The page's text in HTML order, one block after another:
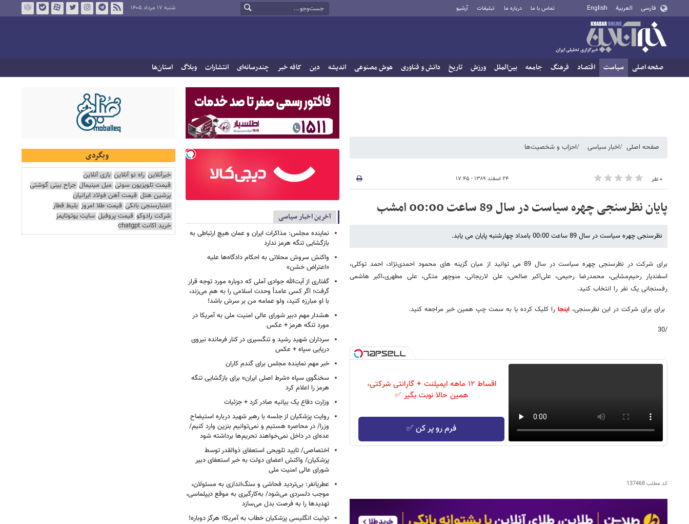
فارسی العربية English تماس با ما درباره ما تبلیغات آرشیو شنبه ۱۷ مرداد ۱۴۰۵
صفحه اصلی سیاست اقتصاد فرهنگ جامعه بین‌الملل ورزش تاریخ دانش و فناوری هوش مصنوعی اندیشه دین کافه خبر چندرسانه‌ای انتشارات وبلاگ استان‌ها
صفحه اصلی اخبار سیاسی احزاب و شخصیت‌ها
۰ نفر ۲۴ اسفند ۱۳۸۹ - ۱۷:۴۵
پایان نظرسنجی چهره سیاست در سال 89 ساعت 00:00 امشب
نظرسنجی چهره سیاست در سال 89 ساعت 00:00 بامداد چهارشنبه پایان می یابد.
برای شرکت در نظرسنجی چهره سیاست در سال 89 می توانید از میان گزینه های محمود احمدی‌نژاد، احمد توکلی،
اسفندیار رحیم‌مشایی، محمدرضا رحیمی، علی‌اکبر صالحی، علی لاریجانی، منوچهر متکی، علی مطهری،‌اکبر هاشمی
رفسنجانی یک نفر را انتخاب کنید.
برای برای شرکت در این نظرسنجی، اینجا را کلیک کرده یا به سمت چپ همین خبر مراجعه کنید.
/30
اقساط ۱۲ ماهه ایمپلنت + گارانتی شرکتی،
همین حالا نوبت بگیر ✅
فرم رو پر کن ✅
کد مطلب137468
آخرین اخبار سیاسی
نماینده مجلس: مذاکرات ایران و عمان هیچ ارتباطی به
بازگشایی تنگه هرمز ندارد
واکنش سروش محلاتی به احکام دادگاه‌ها علیه
«اعتراض خشن»
گفتاری از آیت‌الله جوادی آملی که دوباره مورد توجه قرار
گرفت؛ اگر کسی عامداً وحدت اسلامی را به هم می‌زند،
با او مبارزه کنید، ولو عمامه من بر سرش باشد!
هشدار مهم دبیر شورای عالی امنیت ملی به آمریکا در
مورد تنگه هرمز + عکس
سرداران شهید رشید و تنگسیری در کنار فرمانده نیروی
دریایی سپاه + عکس
خبر مهم نماینده مجلس برای گندم کاران
سخنگوی سپاه «شرط اصلی ایران» برای بازگشایی تنگه
هرمز را اعلام کرد
وزارت دفاع یک بیانیه صادر کرد + جزئیات
روایت پزشکیان از جلسه با رهبر شهید درباره استیضاح
وزرا/ در محاصره هستیم و نمی‌توانیم بنزین وارد کنیم/
عده‌ای در داخل نمی‌خواهند تحریم‌ها برداشته شود
اختصاصی/ تایید تلویحی استعفای ذوالقدر توسط
پزشکیان/ واکنش اعضای دولت به خبر استعفای دبیر
شورای عالی امنیت ملی
عطریانفر: بی‌تردید فحاشی و سنگ‌اندازی به مسئولان،
موجب دلسردی می‌شود/ به‌کارگیری به موقع دیپلماسی،
تهدیدها را به فرصت بدل می‌سازد
توئیت انگلیسی پزشکیان خطاب به آمریکا؛ هرگز دوباره!
وبگردی
خبرآنلاین راه نو آنلاین بازی آنلاین
قیمت تلویزیون سونی مبل مینیمال جراح بینی گوشتی
پرشین هتل قیمت آهن فولاد ایرانیان
اعتبارسنجی بانکی قیمت طلا امروز بلیط قطار
شرکت رادوکو قیمت پروفیل سایت یوتوتایمز
خرید اکانت chatgpt